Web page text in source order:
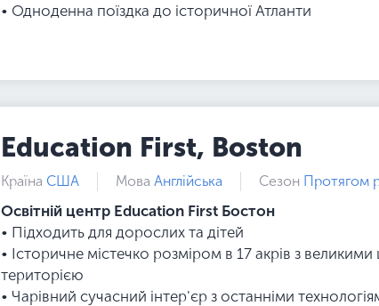
• Одноденна поїздка до історичної Атланти
Education First, Boston
Країна США Мова Англійська Сезон Протягом
Освітній центр Education First Бостон
• Підходить для дорослих та дітей
• Історичне містечко розміром в 17 акрів з
територією
• Чарівний сучасний інтер'єр з останніми